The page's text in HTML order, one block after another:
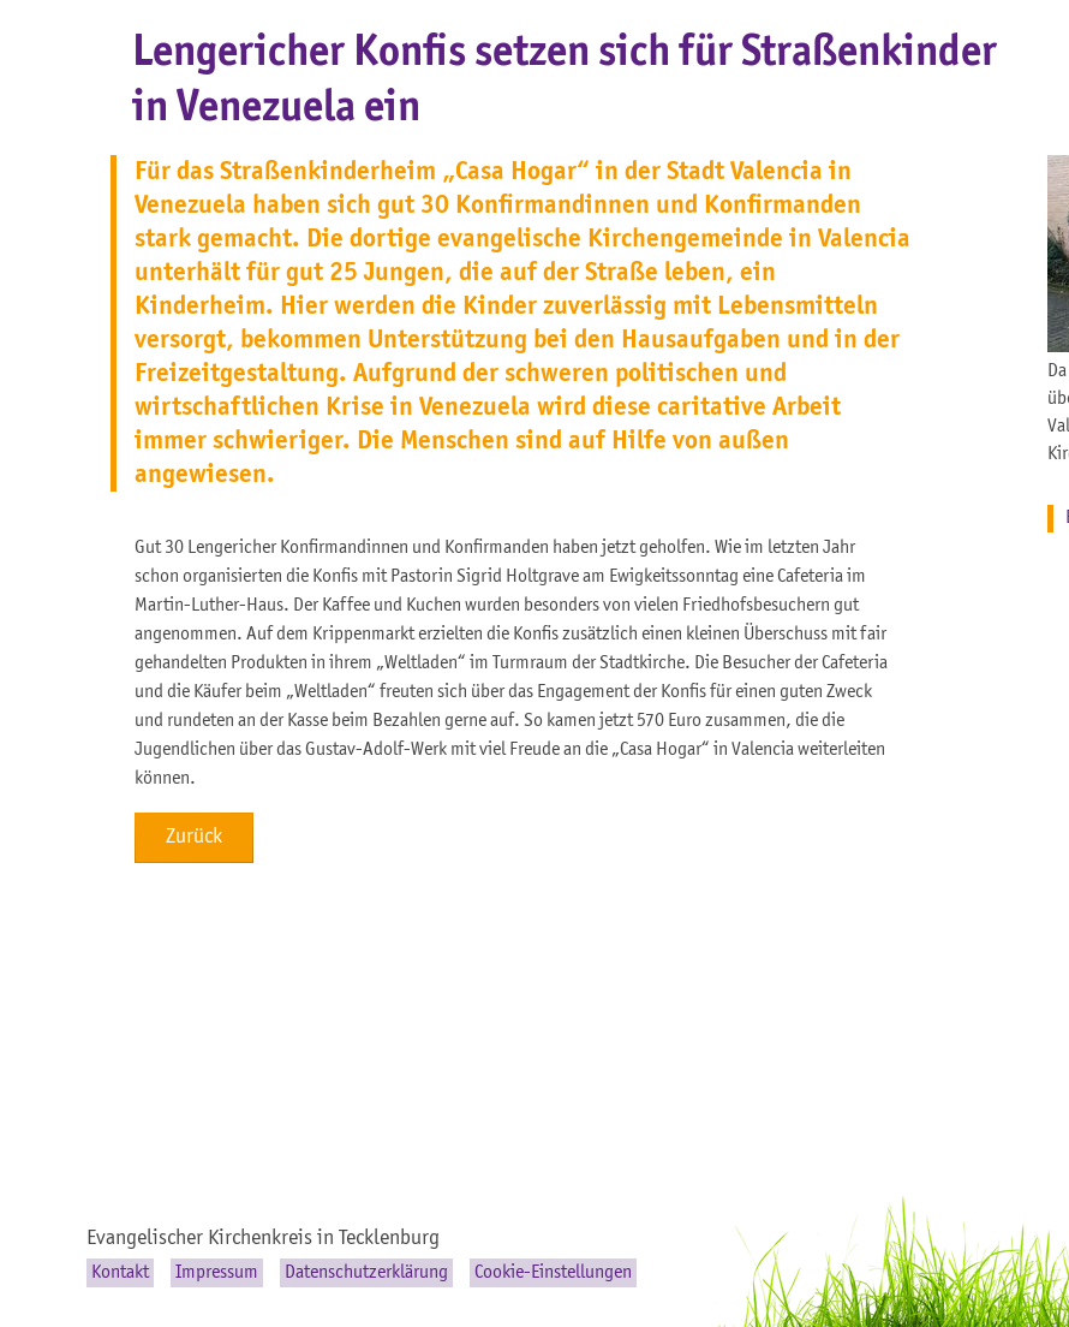
Lengericher Konfis setzen sich für Straßenkinder
in Venezuela ein
Für das Straßenkinderheim „Casa Hogar“ in der Stadt Valencia in
Venezuela haben sich gut 30 Konfirmandinnen und Konfirmanden
stark gemacht. Die dortige evangelische Kirchengemeinde in Valencia
unterhält für gut 25 Jungen, die auf der Straße leben, ein
Kinderheim. Hier werden die Kinder zuverlässig mit Lebensmitteln
versorgt, bekommen Unterstützung bei den Hausaufgaben und in der
Freizeitgestaltung. Aufgrund der schweren politischen und
wirtschaftlichen Krise in Venezuela wird diese caritative Arbeit
immer schwieriger. Die Menschen sind auf Hilfe von außen
angewiesen.
Gut 30 Lengericher Konfirmandinnen und Konfirmanden haben jetzt geholfen. Wie im letzten Jahr
schon organisierten die Konfis mit Pastorin Sigrid Holtgrave am Ewigkeitssonntag eine Cafeteria im
Martin-Luther-Haus. Der Kaffee und Kuchen wurden besonders von vielen Friedhofsbesuchern gut
angenommen. Auf dem Krippenmarkt erzielten die Konfis zusätzlich einen kleinen Überschuss mit fair
gehandelten Produkten in ihrem „Weltladen“ im Turmraum der Stadtkirche. Die Besucher der Cafeteria
und die Käufer beim „Weltladen“ freuten sich über das Engagement der Konfis für einen guten Zweck
und rundeten an der Kasse beim Bezahlen gerne auf. So kamen jetzt 570 Euro zusammen, die die
Jugendlichen über das Gustav-Adolf-Werk mit viel Freude an die „Casa Hogar“ in Valencia weiterleiten
können.
Zurück
Evangelischer Kirchenkreis in Tecklenburg
Kontakt Impressum Datenschutzerklärung Cookie-Einstellungen